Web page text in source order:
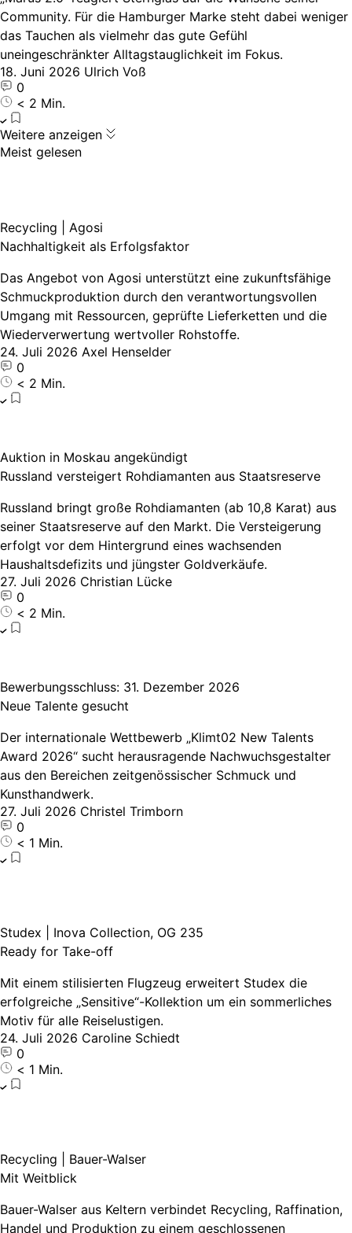
Community. Für die Hamburger Marke steht dabei weniger
das Tauchen als vielmehr das gute Gefühl
uneingeschränkter Alltagstauglichkeit im Fokus.
18. Juni 2026 Ulrich Voß
0
< 2 Min.
Weitere anzeigen
Meist gelesen
Recycling | Agosi
Nachhaltigkeit als Erfolgsfaktor
Das Angebot von Agosi unterstützt eine zukunftsfähige
Schmuckproduktion durch den verantwortungsvollen
Umgang mit Ressourcen, geprüfte Lieferketten und die
Wiederverwertung wertvoller Rohstoffe.
24. Juli 2026 Axel Henselder
0
< 2 Min.
Auktion in Moskau angekündigt
Russland versteigert Rohdiamanten aus Staatsreserve
Russland bringt große Rohdiamanten (ab 10,8 Karat) aus
seiner Staatsreserve auf den Markt. Die Versteigerung
erfolgt vor dem Hintergrund eines wachsenden
Haushaltsdefizits und jüngster Goldverkäufe.
27. Juli 2026 Christian Lücke
0
< 2 Min.
Bewerbungsschluss: 31. Dezember 2026
Neue Talente gesucht
Der internationale Wettbewerb „Klimt02 New Talents
Award 2026“ sucht herausragende Nachwuchsgestalter
aus den Bereichen zeitgenössischer Schmuck und
Kunsthandwerk.
27. Juli 2026 Christel Trimborn
0
< 1 Min.
Studex | Inova Collection, OG 235
Ready for Take-off
Mit einem stilisierten Flugzeug erweitert Studex die
erfolgreiche „Sensitive“-Kollektion um ein sommerliches
Motiv für alle Reiselustigen.
24. Juli 2026 Caroline Schiedt
0
< 1 Min.
Recycling | Bauer-Walser
Mit Weitblick
Bauer-Walser aus Keltern verbindet Recycling, Raffination,
Handel und Produktion zu einem geschlossenen